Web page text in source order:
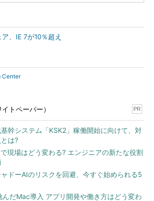
、IE 7が10％超え
Center
トペーパー） PR
幹システム「KSK2」稼働開始に向けて、対
は?
で現場はどう変わる? エンジニアの新たな役割
ドーAIのリスクを回避、今すぐ始められる5
んだMac導入 アプリ開発や働き方はどう変わ